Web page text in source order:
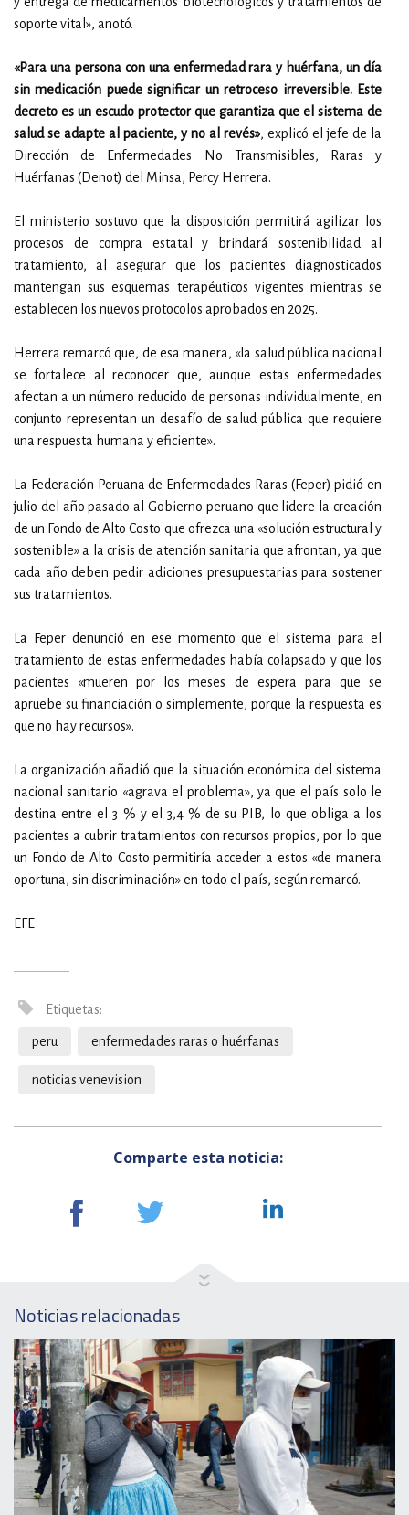
soporte vital», anotó.
«Para una persona con una enfermedad rara y huérfana, un día
sin medicación puede significar un retroceso irreversible. Este
decreto es un escudo protector que garantiza que el sistema de
salud se adapte al paciente, y no al revés», explicó el jefe de la
Dirección de Enfermedades No Transmisibles, Raras y
Huérfanas (Denot) del Minsa, Percy Herrera.
El ministerio sostuvo que la disposición permitirá agilizar los
procesos de compra estatal y brindará sostenibilidad al
tratamiento, al asegurar que los pacientes diagnosticados
mantengan sus esquemas terapéuticos vigentes mientras se
establecen los nuevos protocolos aprobados en 2025.
Herrera remarcó que, de esa manera, «la salud pública nacional
se fortalece al reconocer que, aunque estas enfermedades
afectan a un número reducido de personas individualmente, en
conjunto representan un desafío de salud pública que requiere
una respuesta humana y eficiente».
La Federación Peruana de Enfermedades Raras (Feper) pidió en
julio del año pasado al Gobierno peruano que lidere la creación
de un Fondo de Alto Costo que ofrezca una «solución estructural y
sostenible» a la crisis de atención sanitaria que afrontan, ya que
cada año deben pedir adiciones presupuestarias para sostener
sus tratamientos.
La Feper denunció en ese momento que el sistema para el
tratamiento de estas enfermedades había colapsado y que los
pacientes «mueren por los meses de espera para que se
apruebe su financiación o simplemente, porque la respuesta es
que no hay recursos».
La organización añadió que la situación económica del sistema
nacional sanitario «agrava el problema», ya que el país solo le
destina entre el 3 % y el 3,4 % de su PIB, lo que obliga a los
pacientes a cubrir tratamientos con recursos propios, por lo que
un Fondo de Alto Costo permitiría acceder a estos «de manera
oportuna, sin discriminación» en todo el país, según remarcó.
EFE
Etiquetas:
peru enfermedades raras o huérfanas
noticias venevision
Comparte esta noticia:
Noticias relacionadas